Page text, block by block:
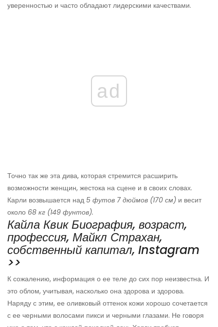
уверенностью и часто обладают лидерскими качествами.
ad
Точно так же эта дива, которая стремится расширить
возможности женщин, жестока на сцене и в своих словах.
Карли возвышается над 5 футов 7 дюймов (170 см) и весит
около 68 кг (149 фунтов).
Кайла Квик Биография, возраст,
профессия, Майкл Страхан,
собственный капитал, Instagram
>>
К сожалению, информация о ее теле до сих пор неизвестна. И
это облом, учитывая, насколько она здорова и здорова.
Наряду с этим, ее оливковый оттенок кожи хорошо сочетается
с ее черными волосами пикси и черными глазами. Не говоря